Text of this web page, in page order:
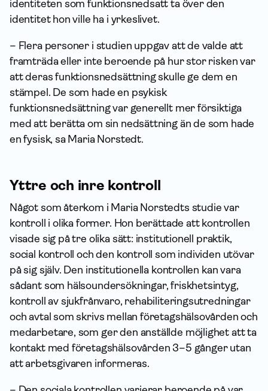
identiteten som funktionsnedsatt ta över den
identitet hon ville ha i yrkeslivet.
– Flera personer i studien uppgav att de valde att
framträda eller inte beroende på hur stor risken var
att deras funktionsnedsättning skulle ge dem en
stämpel. De som hade en psykisk
funktionsnedsättning var generellt mer försiktiga
med att berätta om sin nedsättning än de som hade
en fysisk, sa Maria Norstedt.
Yttre och inre kontroll
Något som återkom i Maria Norstedts studie var
kontroll i olika former. Hon berättade att kontrollen
visade sig på tre olika sätt: institutionell praktik,
social kontroll och den kontroll som individen utövar
på sig själv. Den institutionella kontrollen kan vara
sådant som hälsoundersökningar, friskhetsintyg,
kontroll av sjukfrånvaro, rehabiliteringsutredningar
och avtal som skrivs mellan företagshälsovården och
medarbetare, som ger den anställde möjlighet att ta
kontakt med företagshälsovården 3–5 gånger utan
att arbetsgivaren informeras.